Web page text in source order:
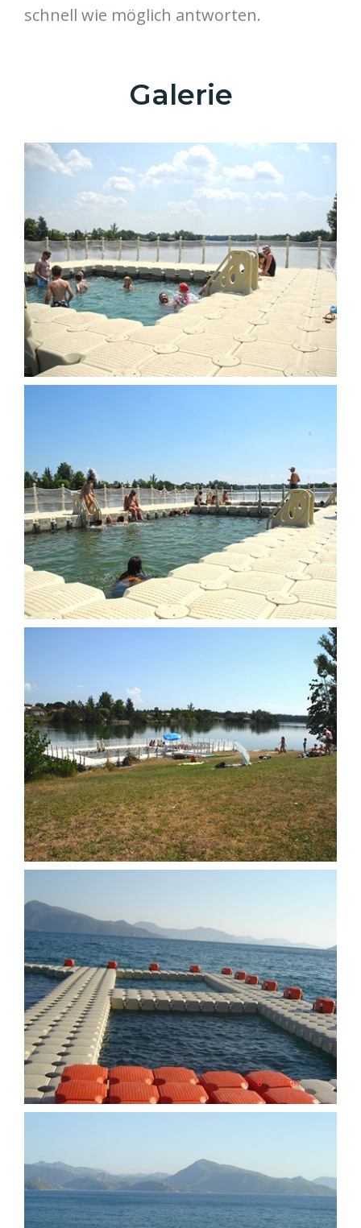
schnell wie möglich antworten.
Galerie